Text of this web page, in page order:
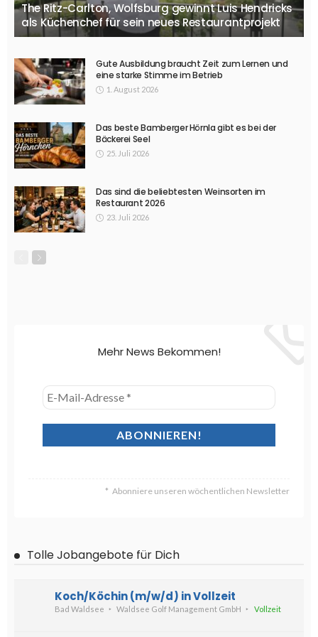
The Ritz-Carlton, Wolfsburg gewinnt Luis Hendricks
als Küchenchef für sein neues Restaurantprojekt
Gute Ausbildung braucht Zeit zum Lernen und
eine starke Stimme im Betrieb
1. August 2026
Das beste Bamberger Hörnla gibt es bei der
Bäckerei Seel
25. Juli 2026
Das sind die beliebtesten Weinsorten im
Restaurant 2026
23. Juli 2026
Mehr News Bekommen!
Abonniere unseren wöchentlichen Newsletter
Tolle Jobangebote für Dich
Koch/Köchin (m/w/d) in Vollzeit
Bad Waldsee Waldsee Golf Management GmbH Vollzeit